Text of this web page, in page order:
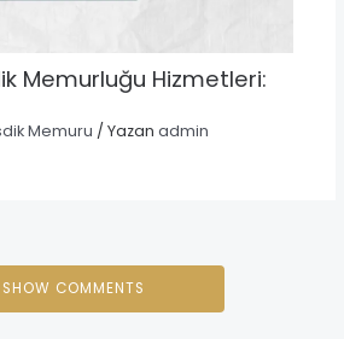
Memurluğu Hizmetleri:
Memuru / Yazan admin
SHOW COMMENTS